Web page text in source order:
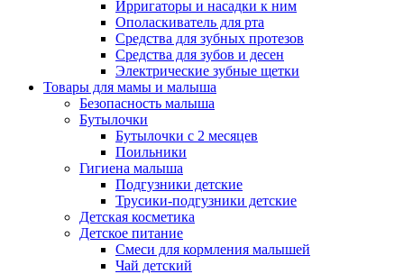
Ирригаторы и насадки к ним
Ополаскиватель для рта
Средства для зубных протезов
Средства для зубов и десен
Электрические зубные щетки
Товары для мамы и малыша
Безопасность малыша
Бутылочки
Бутылочки с 2 месяцев
Поильники
Гигиена малыша
Подгузники детские
Трусики-подгузники детские
Детская косметика
Детское питание
Смеси для кормления малышей
Чай детский